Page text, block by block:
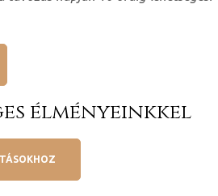
élményeinkkel​